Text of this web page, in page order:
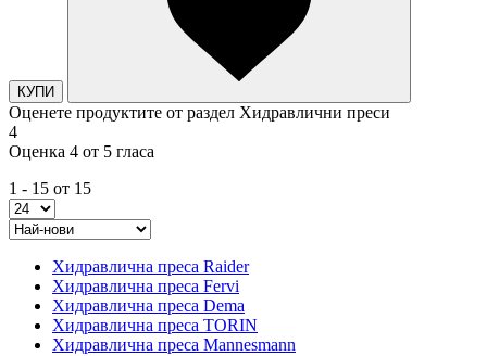
КУПИ
Оценете продуктите от раздел Хидравлични преси
4
Оценка 4 от 5 гласа
1 - 15 от 15
Хидравлична преса Raider
Хидравлична преса Fervi
Хидравлична преса Dema
Хидравлична преса TORIN
Хидравлична преса Mannesmann